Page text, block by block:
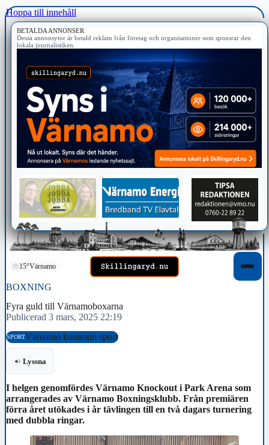
Hoppa till innehåll
BETALDA ANNONSER
Dessa annonsytor är betald reklam från företag och organisationer som sponsrar den
lokala journalistiken.
15°Värnamo
BOXNING
Fyra guld till Värnamoboxarna
Publicerad 3 mars, 2025 22:19
SPORTVärnamo kommun sport
Lyssna
I helgen genomfördes Värnamo Knockout i Park Arena som
arrangerades av Värnamo Boxningsklubb. Från premiären
förra året utökades i år tävlingen till en två dagars turnering
med dubbla ringar.